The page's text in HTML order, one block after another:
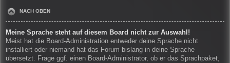
NACH OBEN
Meine Sprache steht auf diesem Board nicht zur Auswahl!
Meist hat die Board-Administration entweder deine Sprache nicht
installiert oder niemand hat das Forum bislang in deine Sprache
übersetzt. Frage ggf. einen Board-Administrator, ob er das Sprachpaket,